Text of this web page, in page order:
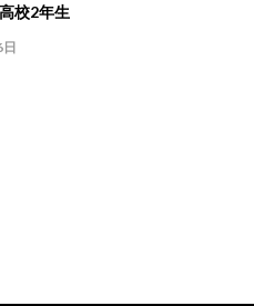
校2年生